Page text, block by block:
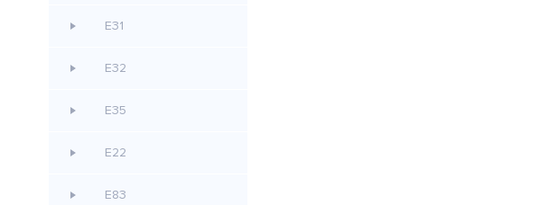
E31
E32
E35
E22
E83